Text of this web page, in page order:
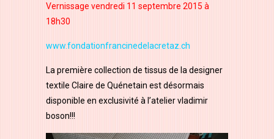
Vernissage vendredi 11 septembre 2015 à
18h30
www.fondationfrancinedelacretaz.ch
La première collection de tissus de la designer
textile Claire de Quénetain est désormais
disponible en exclusivité à l’atelier vladimir
boson!!!